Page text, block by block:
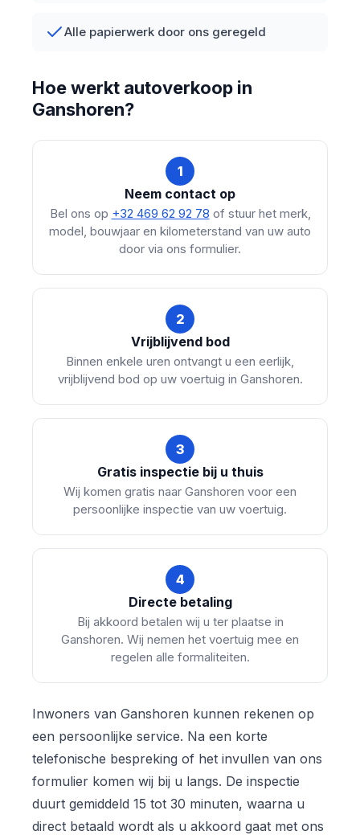
Alle papierwerk door ons geregeld
Hoe werkt autoverkoop in
Ganshoren?
1
Neem contact op
Bel ons op +32 469 62 92 78 of stuur het merk,
model, bouwjaar en kilometerstand van uw auto
door via ons formulier.
2
Vrijblijvend bod
Binnen enkele uren ontvangt u een eerlijk,
vrijblijvend bod op uw voertuig in Ganshoren.
3
Gratis inspectie bij u thuis
Wij komen gratis naar Ganshoren voor een
persoonlijke inspectie van uw voertuig.
4
Directe betaling
Bij akkoord betalen wij u ter plaatse in
Ganshoren. Wij nemen het voertuig mee en
regelen alle formaliteiten.
Inwoners van Ganshoren kunnen rekenen op
een persoonlijke service. Na een korte
telefonische bespreking of het invullen van ons
formulier komen wij bij u langs. De inspectie
duurt gemiddeld 15 tot 30 minuten, waarna u
direct betaald wordt als u akkoord gaat met ons